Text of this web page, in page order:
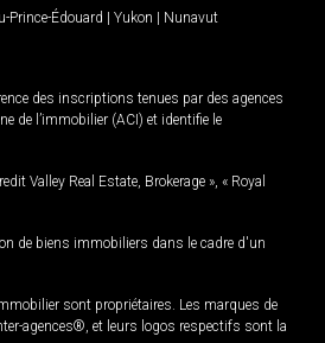
Prince-Édouard Yukon Nunavut
des inscriptions tenues par des agences
de l’immobilier (ACI) et identifie le
Valley Real Estate, Brokerage », « Royal
de biens immobiliers dans le cadre d'un
sont propriétaires. Les marques de
agences®, et leurs logos respectifs sont la